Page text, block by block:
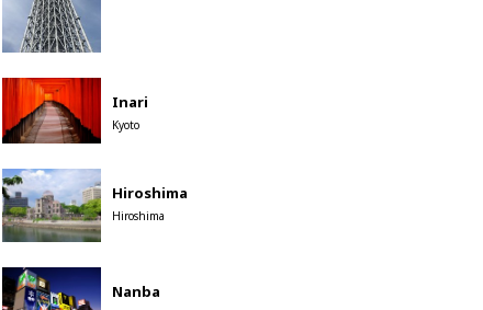
Inari
Kyoto
Hiroshima
Hiroshima
Nanba